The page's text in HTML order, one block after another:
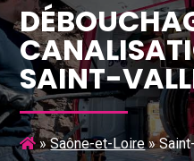
SAINT-
»Saône-et-Loire»